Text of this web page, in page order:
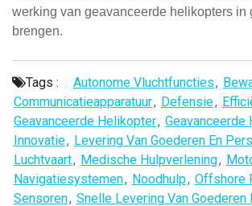
werking van geavanceerde helikopters in
brengen.
Tags : Autonome Vluchtfuncties,
Communicatieapparatuur, Defensie,
Geavanceerde Helikopter, Geavanceerde
Innovatie, Levering Van Goederen En
Luchtvaart, Medische Hulpverlening,
Navigatiesystemen, Noodhulp, Offshore
Sensoren, Snelle Levering Van Goederen